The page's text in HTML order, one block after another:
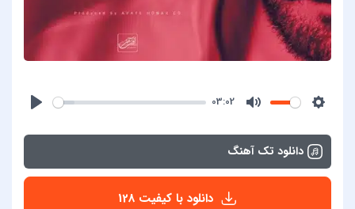
03:02
دانلود تک آهنگ
دانلود با کیفیت 128